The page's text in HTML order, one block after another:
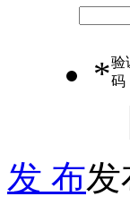
*验
码
发 布发